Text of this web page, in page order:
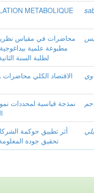
METABOLIQUE
محاضرات في مقياس
مطبوعة علمية
لطلبة السنة
الاقتصاد الكلي محاضرات
نمذجة قياسية لمحددات
أثر تطبيق حوكمة
تحقيق جودة المعلومة